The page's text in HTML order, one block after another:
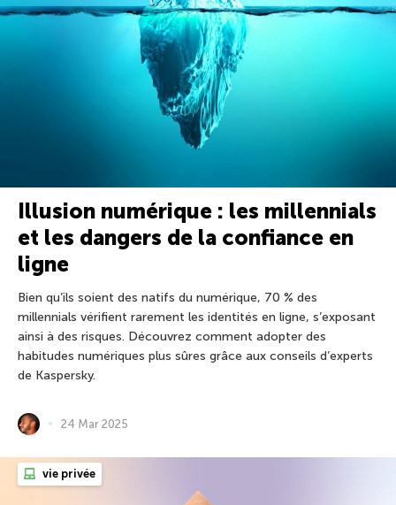
Illusion numérique : les millennials
et les dangers de la confiance en
ligne
Bien qu’ils soient des natifs du numérique, 70 % des
millennials vérifient rarement les identités en ligne, s’exposant
ainsi à des risques. Découvrez comment adopter des
habitudes numériques plus sûres grâce aux conseils d’experts
de Kaspersky.
24 Mar 2025
vie privée